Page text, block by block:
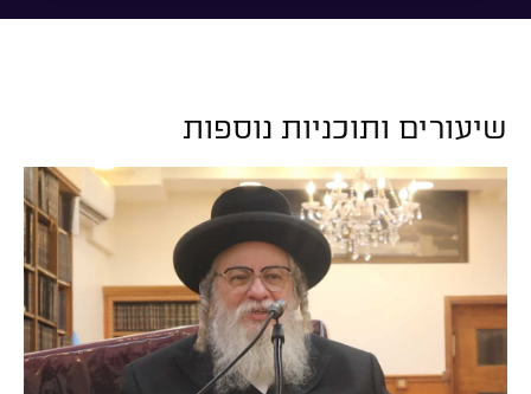
שיעורים ותוכניות נוספות